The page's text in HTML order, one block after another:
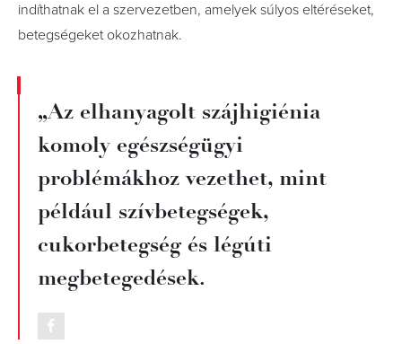
indíthatnak el a szervezetben, amelyek súlyos eltéréseket,
betegségeket okozhatnak.
„Az elhanyagolt szájhigiénia
komoly egészségügyi
problémákhoz vezethet, mint
például szívbetegségek,
cukorbetegség és légúti
megbetegedések.